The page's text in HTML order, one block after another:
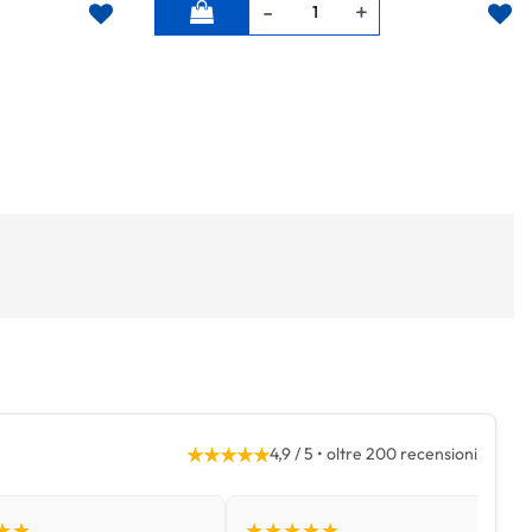
★★★★★4,9 / 5 • oltre 200 recensioni